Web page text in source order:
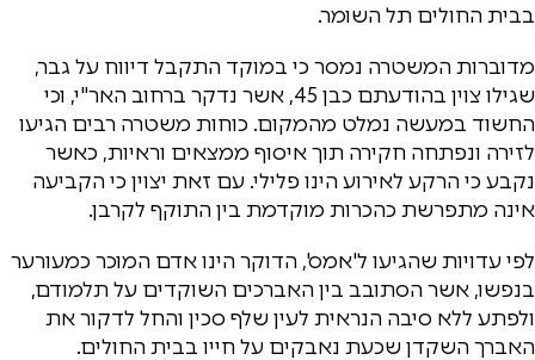
בבית החולים תל השומר.
מדוברות המשטרה נמסר כי במוקד התקבל דיווח על גבר,
שגילו צוין בהודעתם כבן 45, אשר נדקר ברחוב האר"י, וכי
החשוד במעשה נמלט מהמקום. כוחות משטרה רבים הגיעו
לזירה ונפתחה חקירה תוך איסוף ממצאים וראיות, כאשר
נקבע כי הרקע לאירוע הינו פלילי. עם זאת יצוין כי הקביעה
אינה מתפרשת כהכרות מוקדמת בין התוקף לקרבן.
לפי עדויות שהגיעו ל'אמס', הדוקר הינו אדם המוכר כמעורער
בנפשו, אשר הסתובב בין האברכים השוקדים על תלמודם,
ולפתע ללא סיבה הנראית לעין שלף סכין והחל לדקור את
האברך השקדן שכעת נאבקים על חייו בבית החולים.